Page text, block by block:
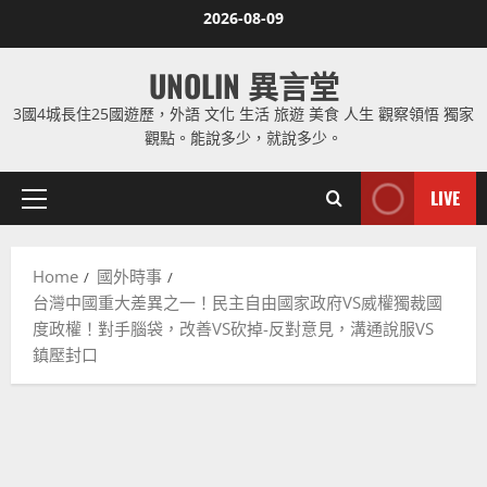
2026-08-09
UNOLIN 異言堂
3國4城長住25國遊歷，外語 文化 生活 旅遊 美食 人生 觀察領悟 獨家
觀點。能說多少，就說多少。
Primary
LIVE
Home
國外時事
台灣中國重大差異之一！民主自由國家政府VS威權獨裁國
度政權！對手腦袋，改善VS砍掉-反對意見，溝通說服VS
鎮壓封口